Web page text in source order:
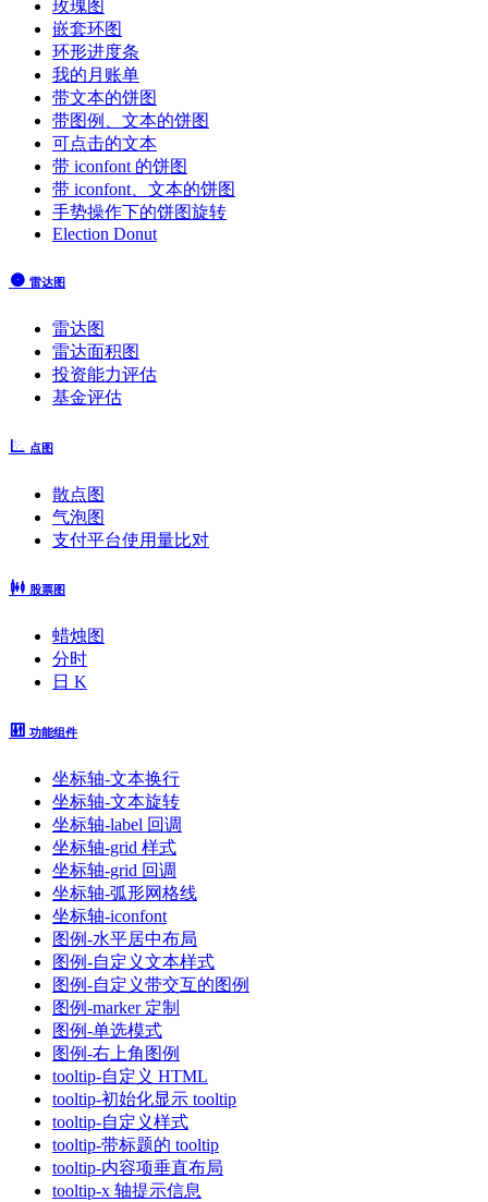
玫瑰图
嵌套环图
环形进度条
我的月账单
带文本的饼图
带图例、文本的饼图
可点击的文本
带 iconfont 的饼图
带 iconfont、文本的饼图
手势操作下的饼图旋转
Election Donut
雷达图
雷达图
雷达面积图
投资能力评估
基金评估
点图
散点图
气泡图
支付平台使用量比对
股票图
蜡烛图
分时
日 K
功能组件
坐标轴-文本换行
坐标轴-文本旋转
坐标轴-label 回调
坐标轴-grid 样式
坐标轴-grid 回调
坐标轴-弧形网格线
坐标轴-iconfont
图例-水平居中布局
图例-自定义文本样式
图例-自定义带交互的图例
图例-marker 定制
图例-单选模式
图例-右上角图例
tooltip-自定义 HTML
tooltip-初始化显示 tooltip
tooltip-自定义样式
tooltip-带标题的 tooltip
tooltip-内容项垂直布局
tooltip-x 轴提示信息